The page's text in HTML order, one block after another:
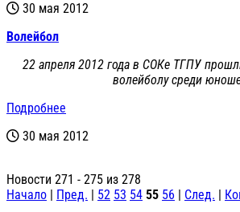
30 мая 2012
Волейбол
22 апреля 2012 года в СОКе ТГПУ
волейболу среди
Подробнее
30 мая 2012
Новости 271 - 275 из 278
Начало | Пред. | 52 53 54 55 56 | След. |